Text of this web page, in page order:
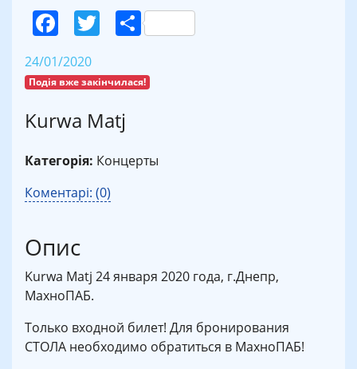
Facebook
Twitter
Поділитися
24/01/2020
Подія вже закінчилася!
Kurwa Matj
Категорія: Концерты
Коментарі: (0)
Опис
Kurwa Matj 24 января 2020 года, г.Днепр,
МахноПАБ.
Только входной билет! Для бронирования
СТОЛА необходимо обратиться в МахноПАБ!